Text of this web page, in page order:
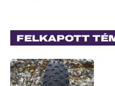
FELKAPOTT